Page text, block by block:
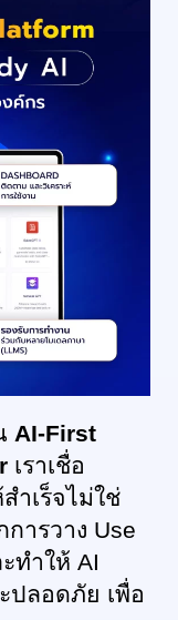
AI-First
เราเชื่อ
ำเร็จไม่ใช่
ารวาง Use
ทำให้ AI
ปลอดภัย เพื่อ